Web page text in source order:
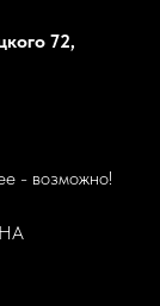
72,
- возможно!